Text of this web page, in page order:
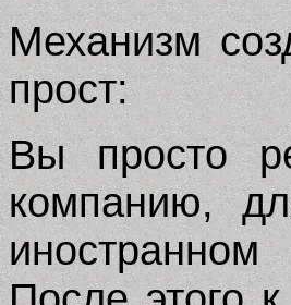
Механизм
прост:
Вы просто
компанию,